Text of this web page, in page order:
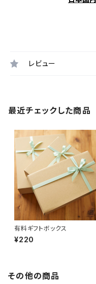
レビュー
最近チェックした商品
有料ギフトボックス
¥220
その他の商品